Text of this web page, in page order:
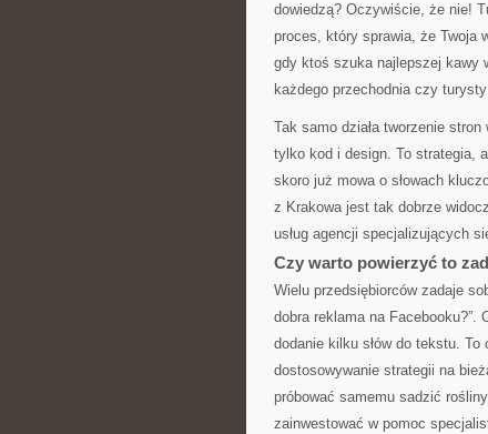
dowiedzą? Oczywiście, że nie!
proces, który sprawia, że Twoja
gdy ktoś szuka najlepszej kawy
każdego przechodnia czy
Tak samo działa tworzenie
tylko kod i design. To strategia,
skoro już mowa o słowach
z Krakowa jest tak dobrze
usług agencji specjalizujących
Czy warto powierzyć to
Wielu przedsiębiorców zadaje
dobra reklama na
dodanie kilku słów do tekstu.
dostosowywanie strategii na
próbować samemu sadzić
zainwestować w pomoc